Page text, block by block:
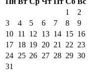
1
2
3
4 5 6 7 8
9
10 11 12 13 14 15 16
17 18 19 20 21 22 23
24 25 26 27 28 29 30
31